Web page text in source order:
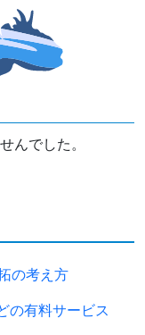
んでした。
の考え方
の有料サービス